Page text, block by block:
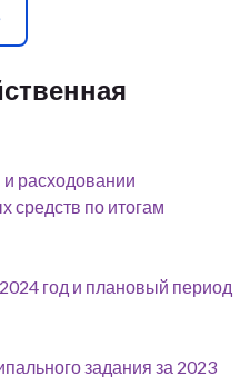
расходовании
средств по итогам
год и плановый период
задания за 2023